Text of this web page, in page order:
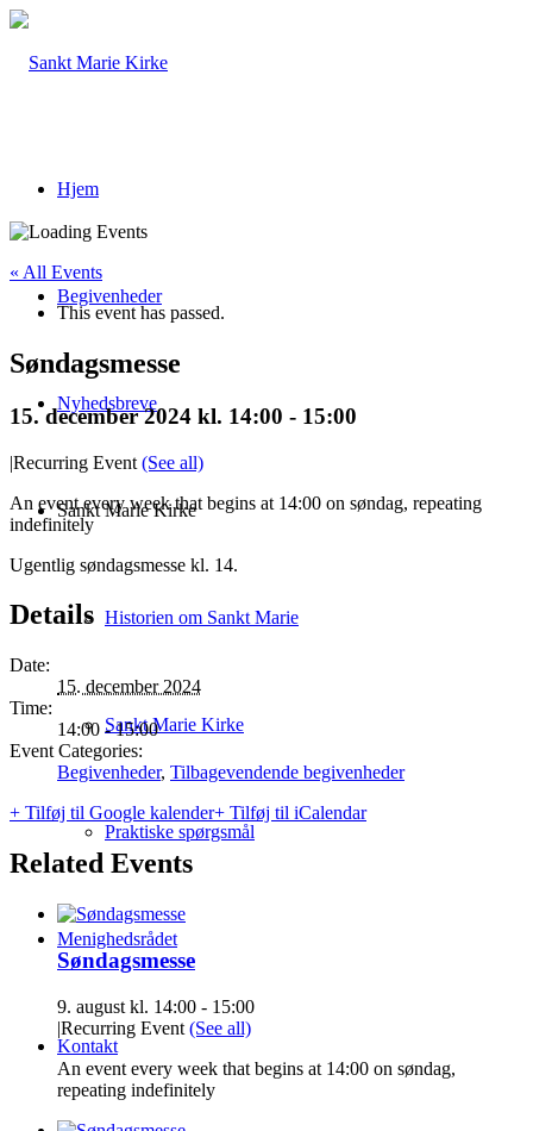
Hjem
Begivenheder
Nyhedsbreve
Sankt Marie Kirke
Historien om Sankt Marie
Sankt Marie Kirke
Praktiske spørgsmål
Menighedsrådet
Kontakt
« All Events
This event has passed.
Søndagsmesse
15. december 2024 kl. 14:00 - 15:00
|Recurring Event (See all)
An event every week that begins at 14:00 on søndag, repeating
indefinitely
Ugentlig søndagsmesse kl. 14.
Details
Date:
15. december 2024
Time:
14:00 - 15:00
Event Categories:
Begivenheder, Tilbagevendende begivenheder
+ Tilføj til Google kalender+ Tilføj til iCalendar
Related Events
Søndagsmesse
9. august kl. 14:00 - 15:00
|Recurring Event (See all)
An event every week that begins at 14:00 on søndag,
repeating indefinitely